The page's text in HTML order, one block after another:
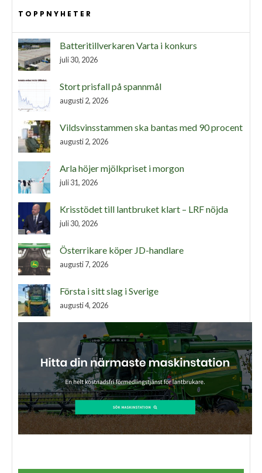
TOPPNYHETER
Batteritillverkaren Varta i konkurs
juli 30, 2026
Stort prisfall på spannmål
augusti 2, 2026
Vildsvinsstammen ska bantas med 90 procent
augusti 2, 2026
Arla höjer mjölkpriset i morgon
juli 31, 2026
Krisstödet till lantbruket klart – LRF nöjda
juli 30, 2026
Österrikare köper JD-handlare
augusti 7, 2026
Första i sitt slag i Sverige
augusti 4, 2026